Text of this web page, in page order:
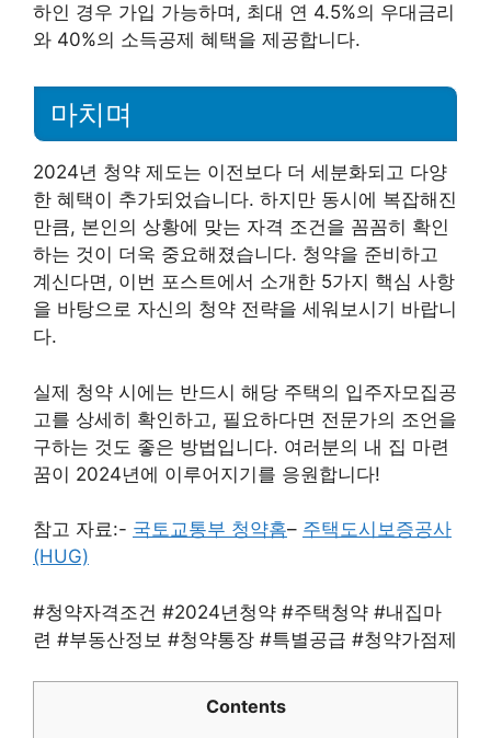
하인 경우 가입 가능하며, 최대 연 4.5%의 우대금리
와 40%의 소득공제 혜택을 제공합니다.
마치며
2024년 청약 제도는 이전보다 더 세분화되고 다양
한 혜택이 추가되었습니다. 하지만 동시에 복잡해진
만큼, 본인의 상황에 맞는 자격 조건을 꼼꼼히 확인
하는 것이 더욱 중요해졌습니다. 청약을 준비하고
계신다면, 이번 포스트에서 소개한 5가지 핵심 사항
을 바탕으로 자신의 청약 전략을 세워보시기 바랍니
다.
실제 청약 시에는 반드시 해당 주택의 입주자모집공
고를 상세히 확인하고, 필요하다면 전문가의 조언을
구하는 것도 좋은 방법입니다. 여러분의 내 집 마련
꿈이 2024년에 이루어지기를 응원합니다!
참고 자료:- 국토교통부 청약홈– 주택도시보증공사
(HUG)
#청약자격조건 #2024년청약 #주택청약 #내집마
련 #부동산정보 #청약통장 #특별공급 #청약가점제
Contents